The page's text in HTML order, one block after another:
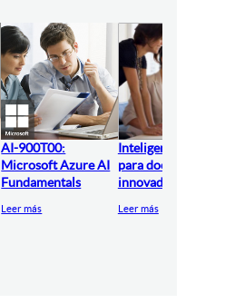
AI-900T00:
Microsoft Azure AI
Fundamentals
Leer más
Inteligencia
para docentes
innovadores
Leer más